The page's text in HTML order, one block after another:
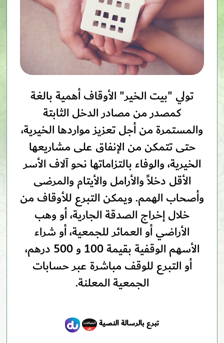
تولي "بيت الخير" الأوقاف أهمية بالغة
كمصدر من مصادر الدخل الثابتة
والمستمرة من أجل تعزيز مواردها الخيرية،
حتى تتمكن من الإنفاق على مشاريعها
الخيرية، والوفاء بالتزاماتها نحو آلاف الأسر
الأقل دخلاً والأرامل والأيتام والمرضى
وأصحاب الهمم. ويمكن التبرع للأوقاف من
خلال إخراج الصدقة الجارية، أو وهب
الأراضي أو العمائر للجمعية، أو شراء
الأسهم الوقفية بقيمة 100 و 500 درهم،
أو التبرع للوقف مباشرة عبر حسابات
الجمعية المعلنة.
تبرع بالرسالة النصية